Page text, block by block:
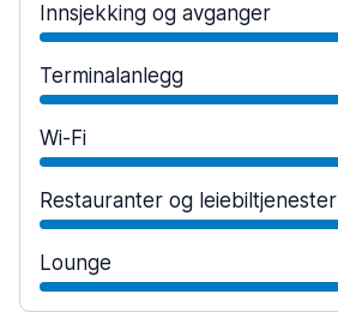
Innsjekking og avganger
Terminalanlegg
Wi-Fi
Restauranter og leiebiltjenester
Lounge